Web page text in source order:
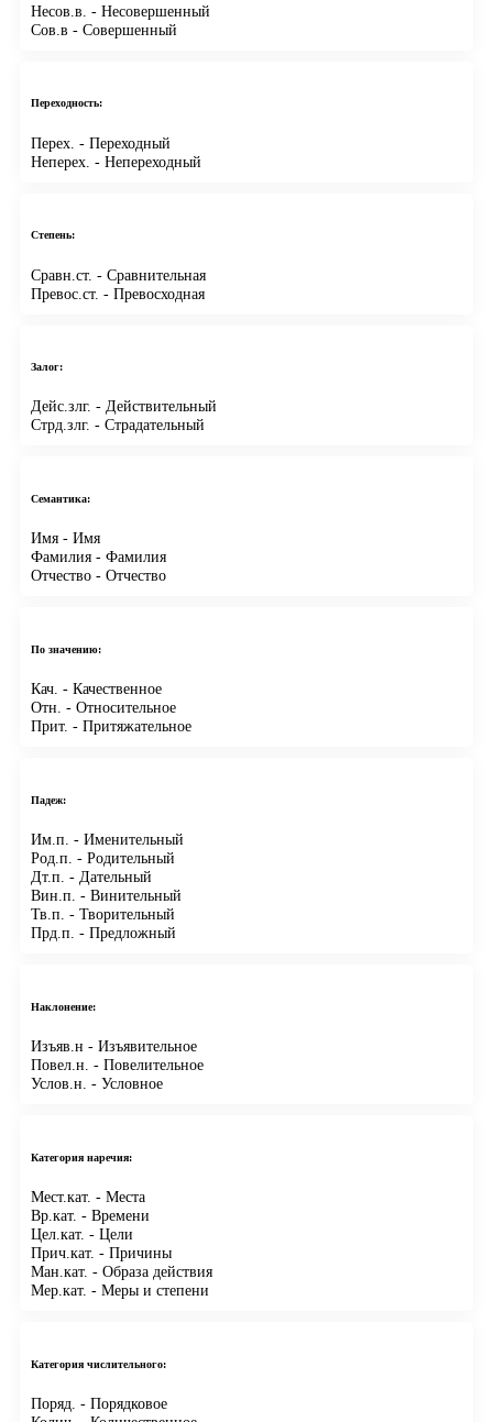
Несов.в. - Несовершенный
Сов.в - Совершенный
Переходность:
Перех. - Переходный
Неперех. - Непереходный
Степень:
Сравн.ст. - Сравнительная
Превос.ст. - Превосходная
Залог:
Дейс.злг. - Действительный
Стрд.злг. - Страдательный
Семантика:
Имя - Имя
Фамилия - Фамилия
Отчество - Отчество
По значению:
Кач. - Качественное
Отн. - Относительное
Прит. - Притяжательное
Падеж:
Им.п. - Именительный
Род.п. - Родительный
Дт.п. - Дательный
Вин.п. - Винительный
Тв.п. - Творительный
Прд.п. - Предложный
Наклонение:
Изъяв.н - Изъявительное
Повел.н. - Повелительное
Услов.н. - Условное
Категория наречия:
Мест.кат. - Места
Вр.кат. - Времени
Цел.кат. - Цели
Прич.кат. - Причины
Ман.кат. - Образа действия
Мер.кат. - Меры и степени
Категория числительного:
Поряд. - Порядковое